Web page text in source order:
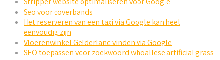
Seo voor coverbands
Het reserveren van een taxi via Google kan heel
eenvoudig zijn
Vloerenwinkel Gelderland vinden via Google
SEO toepassen voor zoekwoord whoallese artificial grass